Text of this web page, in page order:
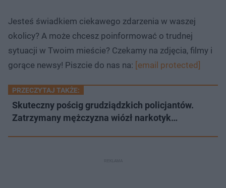
Jesteś świadkiem ciekawego zdarzenia w waszej
okolicy? A może chcesz poinformować o trudnej
sytuacji w Twoim mieście? Czekamy na zdjęcia, filmy i
gorące newsy! Piszcie do nas na: [email protected]
PRZECZYTAJ TAKŻE:
Skuteczny pościg grudziądzkich policjantów.
Zatrzymany mężczyzna wiózł narkotyk…